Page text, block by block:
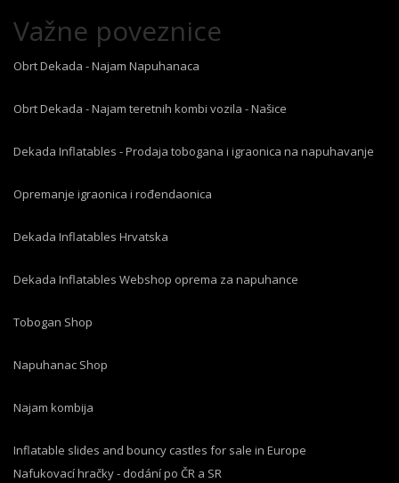
Važne poveznice
Obrt Dekada - Najam Napuhanaca
Obrt Dekada - Najam teretnih kombi vozila - Našice
Dekada Inflatables - Prodaja tobogana i igraonica na napuhavanje
Opremanje igraonica i rođendaonica
Dekada Inflatables Hrvatska
Dekada Inflatables Webshop oprema za napuhance
Tobogan Shop
Napuhanac Shop
Najam kombija
Inflatable slides and bouncy castles for sale in Europe
Nafukovací hračky - dodání po ČR a SR